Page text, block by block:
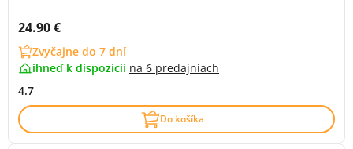
Cena s DPH:
24.90 €
Zvyčajne do 7 dní
ihneď k dispozícii na 6 predajniach
4.7
Do košíka